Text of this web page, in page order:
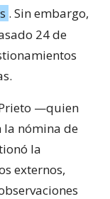
. Sin embargo,
24 de
—quien
la nómina de
la
externos,